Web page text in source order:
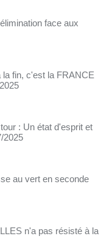
face aux
fin, c'est la FRANCE
: Un état d'esprit et
2025
au vert en seconde
n'a pas résisté à la